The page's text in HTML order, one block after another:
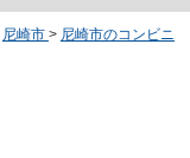
尼崎市 > 尼崎市のコンビニ